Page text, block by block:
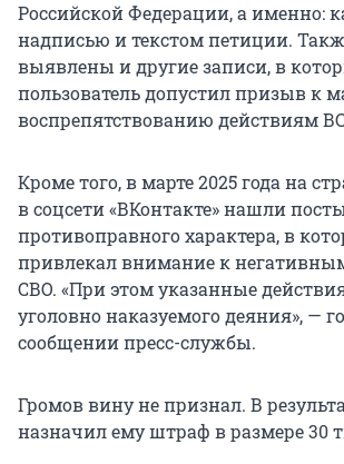
Российской Федерации, а именно:
надписью и текстом петиции.
выявлены и другие записи, в
пользователь допустил призыв к
воспрепятствованию действиям
Кроме того, в марте 2025 года на
в соцсети «ВКонтакте» нашли
противоправного характера, в
привлекал внимание к
СВО. «При этом указанные
уголовно наказуемого деяния», —
сообщении пресс-службы.
Громов вину не признал. В
назначил ему штраф в размере 30